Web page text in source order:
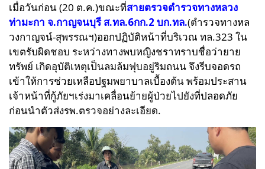
เมื่อวันก่อน (20 ต.ค.)ขณะที่สายตรวจตำรวจทางหลวง
ท่ามะกา จ.กาญจนบุรี ส.ทล.6กก.2 บก.ทล.(ตำรวจทางหล
วงกาญจน์-สุพรรณฯ)ออกปฏิบัติหน้าที่บริเวณ ทล.323 ใน
เขตรับผิดชอบ ระหว่างทางพบหญิงชราทราบชื่อว่ายาย
ทรัพย์ เกิดอุบัติเหตุเป็นลมล้มฟุบอยู่ริมถนน จึงรีบจอดรถ
เข้าให้การช่วยเหลือปฐมพยาบาลเบื้องต้น พร้อมประสาน
เจ้าหน้าที่กู้ภัยฯเร่งมาเคลื่อนย้ายผู้ป่วยไปยังที่ปลอดภัย
ก่อนนำตัวส่งรพ.ตรวจอย่างละเอียด.